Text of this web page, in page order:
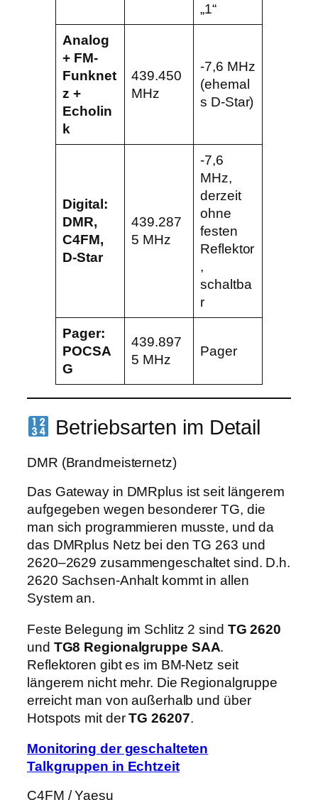
„1“
Analog
+ FM-
Funknet
z +
Echolin
k
439.450
MHz
-7,6 MHz
(ehemal
s D-Star)
Digital:
DMR,
C4FM,
D-Star
439.287
5 MHz
-7,6
MHz,
derzeit
ohne
festen
Reflektor
,
schaltba
r
Pager:
POCSA
G
439.897
5 MHz
Pager
Betriebsarten im Detail
DMR (Brandmeisternetz)
Das Gateway in DMRplus ist seit längerem
aufgegeben wegen besonderer TG, die
man sich programmieren musste, und da
das DMRplus Netz bei den TG 263 und
2620–2629 zusammengeschaltet sind. D.h.
2620 Sachsen-Anhalt kommt in allen
System an.
Feste Belegung im Schlitz 2 sind TG 2620
und TG8 Regionalgruppe SAA.
Reflektoren gibt es im BM-Netz seit
längerem nicht mehr. Die Regionalgruppe
erreicht man von außerhalb und über
Hotspots mit derTG 26207.
Monitoring der geschalteten
Talkgruppen in Echtzeit
C4FM / Yaesu